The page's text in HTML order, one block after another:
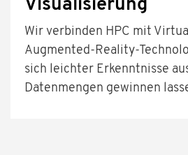
Visualisierung
Wir verbinden HPC mit
Augmented-Reality-
sich leichter Erkenntnisse
Datenmengen gewinnen